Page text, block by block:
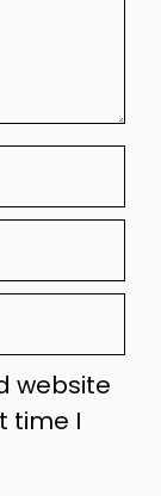
website
time I